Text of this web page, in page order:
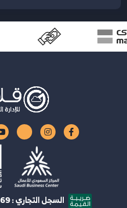
السجل التجاري : 2054100469